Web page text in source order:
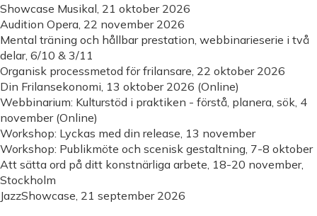
Showcase Musikal, 21 oktober 2026
Audition Opera, 22 november 2026
Mental träning och hållbar prestation, webbinarieserie i två
delar, 6/10 & 3/11
Organisk processmetod för frilansare, 22 oktober 2026
Din Frilansekonomi, 13 oktober 2026 (Online)
Webbinarium: Kulturstöd i praktiken - förstå, planera, sök, 4
november (Online)
Workshop: Lyckas med din release, 13 november
Workshop: Publikmöte och scenisk gestaltning, 7-8 oktober
Att sätta ord på ditt konstnärliga arbete, 18-20 november,
Stockholm
JazzShowcase, 21 september 2026